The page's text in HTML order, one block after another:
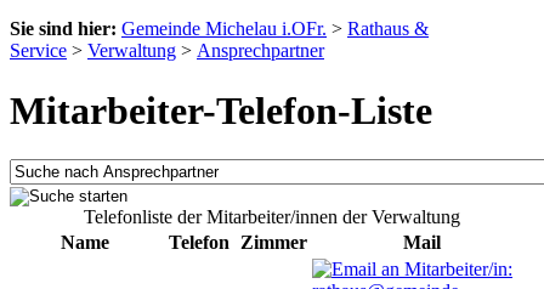
Sie sind hier: Gemeinde Michelau i.OFr. > Rathaus &
Service > Verwaltung > Ansprechpartner
Mitarbeiter-Telefon-Liste
Telefonliste der Mitarbeiter/innen der Verwaltung
Name
Telefon Zimmer Mail